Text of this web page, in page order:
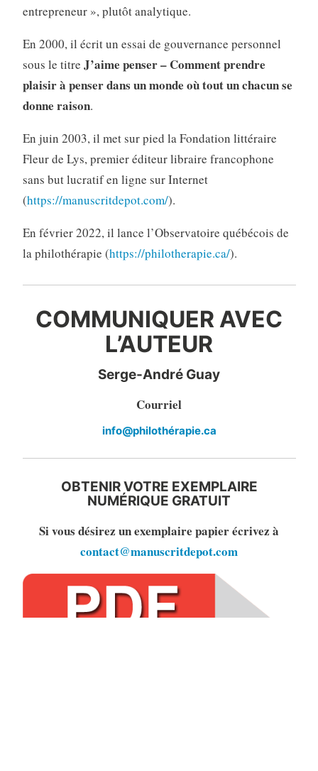
entrepreneur », plutôt analytique.
En 2000, il écrit un essai de gouvernance personnel
sous le titre J’aime penser – Comment prendre
plaisir à penser dans un monde où tout un chacun se
donne raison.
En juin 2003, il met sur pied la Fondation littéraire
Fleur de Lys, premier éditeur libraire francophone
sans but lucratif en ligne sur Internet
(https://manuscritdepot.com/).
En février 2022, il lance l’Observatoire québécois de
la philothérapie (https://philotherapie.ca/).
COMMUNIQUER AVEC
L’AUTEUR
Serge-André Guay
Courriel
info@philothérapie.ca
OBTENIR VOTRE EXEMPLAIRE
NUMÉRIQUE GRATUIT
Si vous désirez un exemplaire papier écrivez à
contact@manuscritdepot.com